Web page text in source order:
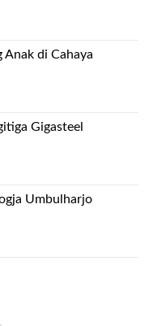
Anak di Cahaya
Gigasteel
Umbulharjo